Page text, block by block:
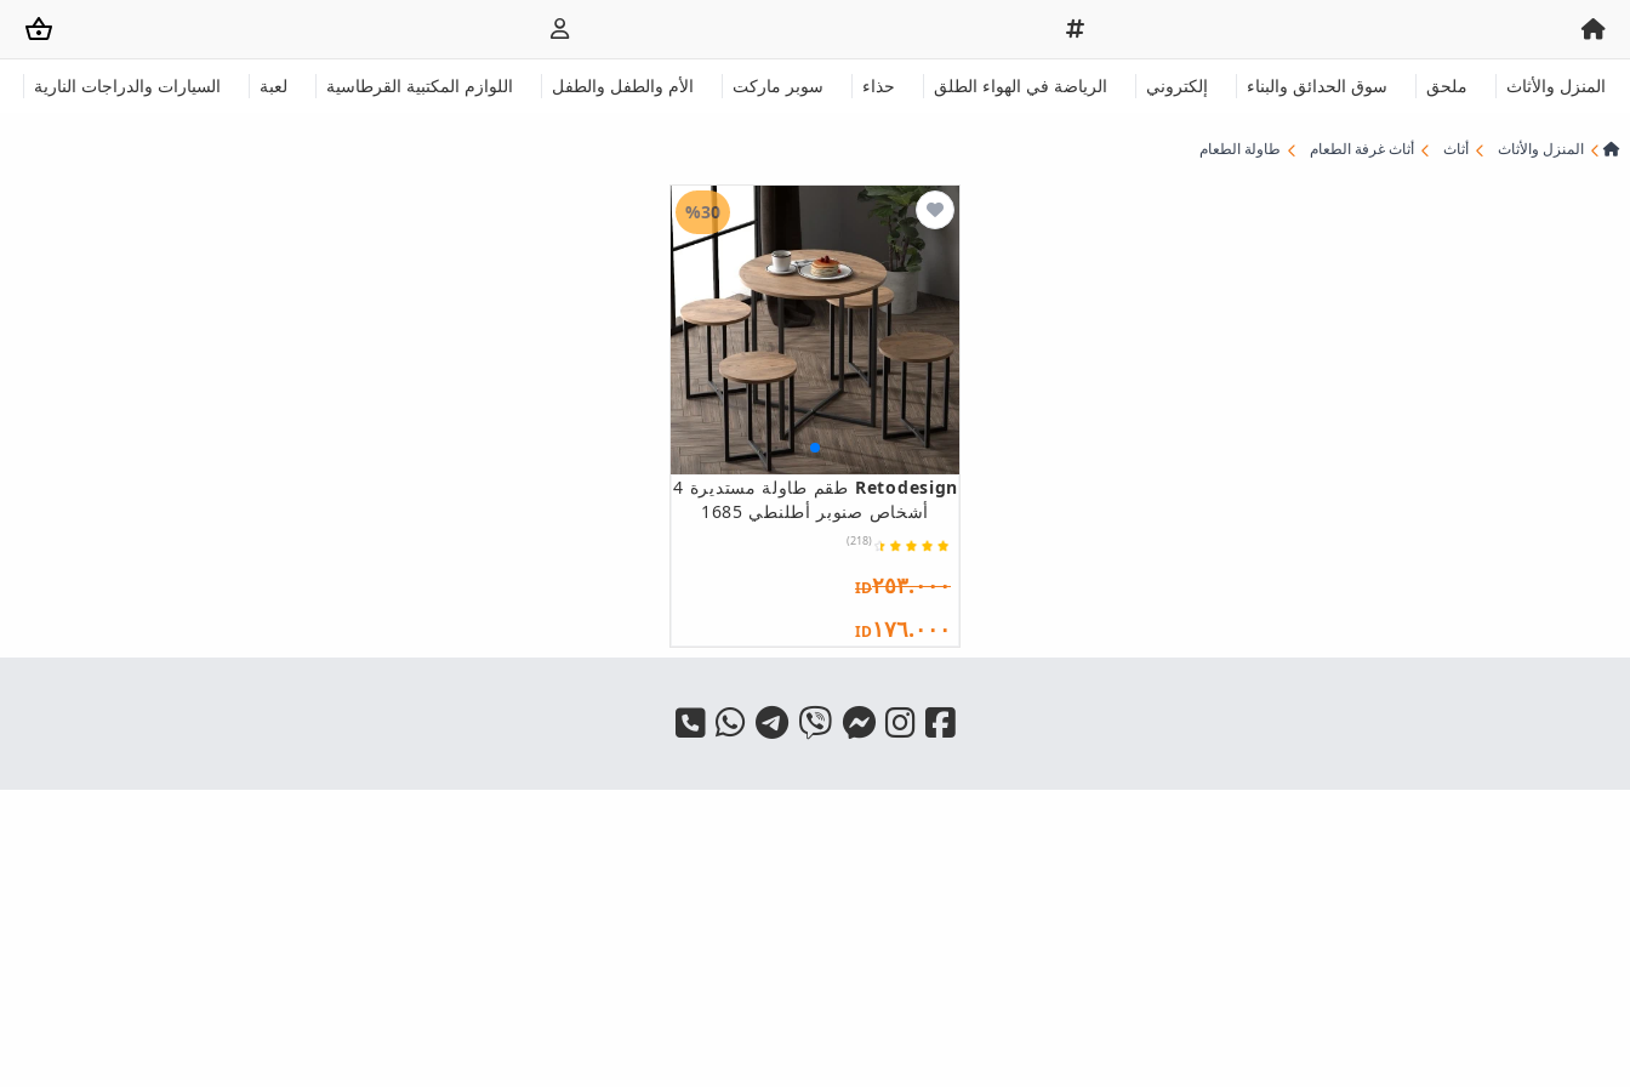
المنزل والأثاث ملحق سوق الحدائق والبناء إلكتروني الرياضة في الهواء الطلق حذاء سوبر ماركت الأم والطفل والطفل اللوازم المكتبية القرطاسية لعبة السيارات والدراجات النارية
المنزل والأثاث أثاث أثاث غرفة الطعام طاولة الطعام
Retodesign
طقم طاولة مستديرة 4
أشخاص صنوبر أطلنطي 1685
(218)
ID٢٥٣.٠٠٠
ID١٧٦.٠٠٠
%30